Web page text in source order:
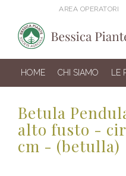
AREA OPERATORI
HOME CHI SIAMO LE
Betula
alto fusto -
cm - (betulla)